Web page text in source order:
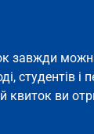
завжди
студентів і
квиток ви